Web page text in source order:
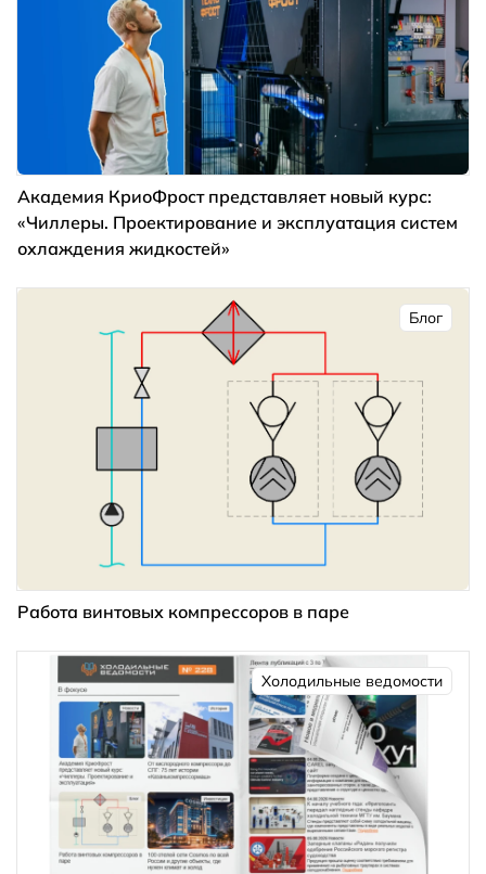
Академия КриоФрост представляет новый курс:
«Чиллеры. Проектирование и эксплуатация систем
охлаждения жидкостей»
Блог
Работа винтовых компрессоров в паре
Холодильные ведомости